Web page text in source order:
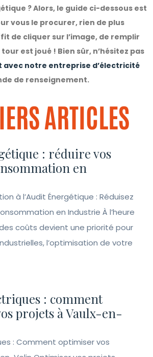
? Alors, le guide ci-dessous est
vous le procurer, rien de plus
de cliquer sur l’image, de remplir
est joué ! Bien sûr, n’hésitez pas
notre entreprise d’électricité
de renseignement.
ARTICLES
: réduire vos
en
à l’Audit Énergétique : Réduisez
en Industrie À l’heure
coûts devient une priorité pour
l’optimisation de votre
: comment
projets à Vaulx-en-
: Comment optimiser vos